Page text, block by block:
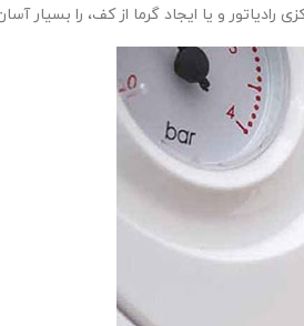
و یا ایجاد گرما از کف، را بسیار